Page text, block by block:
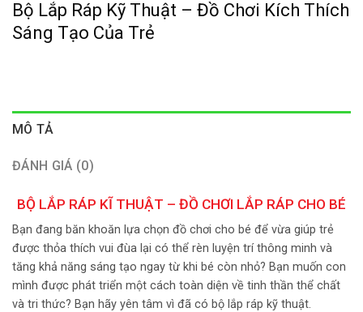
Bộ Lắp Ráp Kỹ Thuật – Đồ Chơi Kích Thích
Sáng Tạo Của Trẻ
MÔ TẢ
ĐÁNH GIÁ (0)
BỘ LẮP RÁP KĨ THUẬT – ĐỒ CHƠI LẮP RÁP CHO BÉ
Bạn đang băn khoăn lựa chọn đồ chơi cho bé để vừa giúp trẻ
được thỏa thích vui đùa lại có thể rèn luyện trí thông minh và
tăng khả năng sáng tạo ngay từ khi bé còn nhỏ? Bạn muốn con
mình được phát triển một cách toàn diện về tinh thần thể chất
và tri thức? Bạn hãy yên tâm vì đã có bộ lắp ráp kỹ thuật.